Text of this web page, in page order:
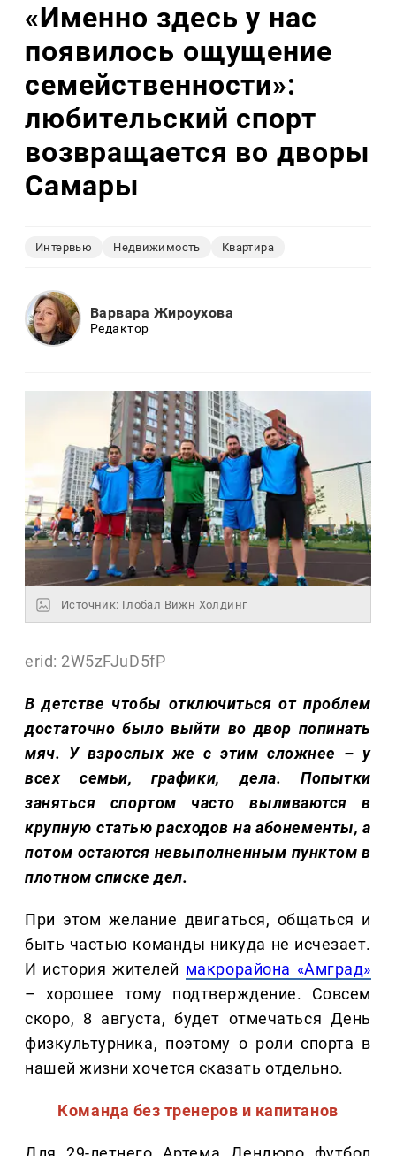
«Именно здесь у нас
появилось ощущение
семейственности»:
любительский спорт
возвращается во дворы
Самары
Интервью Недвижимость Квартира
Варвара Жироухова
Редактор
Источник: Глобал Вижн Холдинг
erid: 2W5zFJuD5fP
В детстве чтобы отключиться от проблем
достаточно было выйти во двор попинать
мяч. У взрослых же с этим сложнее – у
всех семьи, графики, дела. Попытки
заняться спортом часто выливаются в
крупную статью расходов на абонементы, а
потом остаются невыполненным пунктом в
плотном списке дел.
При этом желание двигаться, общаться и
быть частью команды никуда не исчезает.
И история жителей макрорайона «Амград»
– хорошее тому подтверждение. Совсем
скоро, 8 августа, будет отмечаться День
физкультурника, поэтому о роли спорта в
нашей жизни хочется сказать отдельно.
Команда без тренеров и капитанов